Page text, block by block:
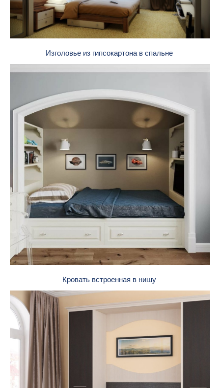
Изголовье из гипсокартона в спальне
Кровать встроенная в нишу